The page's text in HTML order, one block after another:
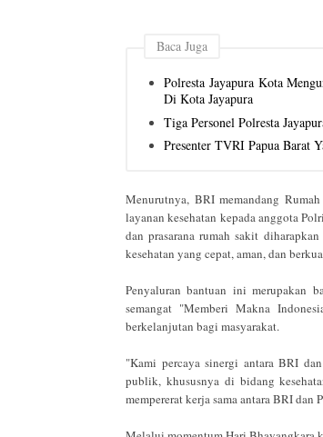
Baca Juga
Polresta Jayapura Kota
Di Kota Jayapura
Tiga Personel Polresta
Presenter TVRI Papua Barat
Menurutnya, BRI memandang
layanan kesehatan kepada anggota
dan prasarana rumah sakit
kesehatan yang cepat, aman, dan
Penyaluran bantuan ini merupakan
semangat "Memberi Makna
berkelanjutan bagi masyarakat.
"Kami percaya sinergi antara BRI
publik, khususnya di bidang
mempererat kerja sama antara BRI